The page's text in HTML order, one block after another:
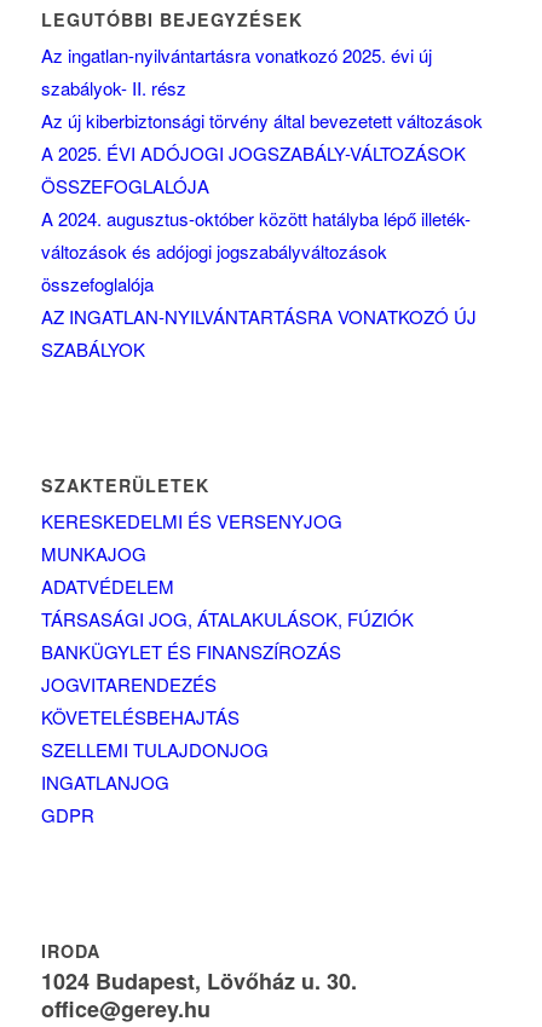
LEGUTÓBBI BEJEGYZÉSEK
Az ingatlan-nyilvántartásra vonatkozó 2025. évi új
szabályok- II. rész
Az új kiberbiztonsági törvény által bevezetett változások
A 2025. ÉVI ADÓJOGI JOGSZABÁLY-VÁLTOZÁSOK
ÖSSZEFOGLALÓJA
A 2024. augusztus-október között hatályba lépő illeték-
változások és adójogi jogszabályváltozások
összefoglalója
AZ INGATLAN-NYILVÁNTARTÁSRA VONATKOZÓ ÚJ
SZABÁLYOK
SZAKTERÜLETEK
KERESKEDELMI ÉS VERSENYJOG
MUNKAJOG
ADATVÉDELEM
TÁRSASÁGI JOG, ÁTALAKULÁSOK, FÚZIÓK
BANKÜGYLET ÉS FINANSZÍROZÁS
JOGVITARENDEZÉS
KÖVETELÉSBEHAJTÁS
SZELLEMI TULAJDONJOG
INGATLANJOG
GDPR
IRODA
1024 Budapest, Lövőház u. 30.
office@gerey.hu